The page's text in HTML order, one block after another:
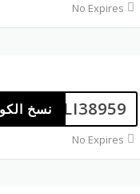
No Expires
ALI38959 نسخ
No Expires